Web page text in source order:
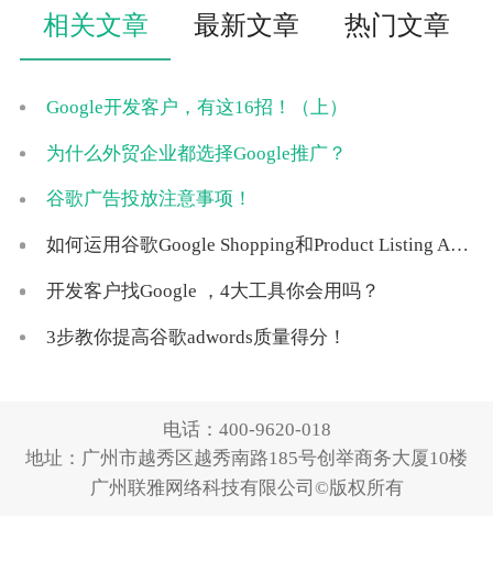
相关文章 最新文章 热门文章
Google开发客户，有这16招！（上）
为什么外贸企业都选择Google推广？
谷歌广告投放注意事项！
如何运用谷歌Google Shopping和Product Listing Ads？
开发客户找Google ，4大工具你会用吗？
3步教你提高谷歌adwords质量得分！
电话： 400-9620-018
地址：广州市越秀区越秀南路185号创举商务大厦10楼
广州联雅网络科技有限公司©版权所有